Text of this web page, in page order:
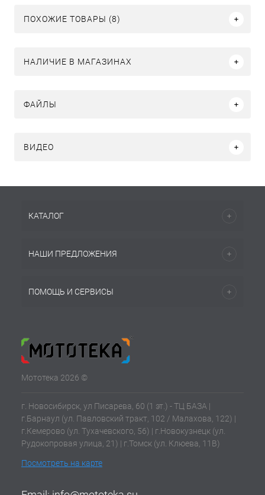
ПОХОЖИЕ ТОВАРЫ (8)
НАЛИЧИЕ В МАГАЗИНАХ
ФАЙЛЫ
ВИДЕО
КАТАЛОГ
НАШИ ПРЕДЛОЖЕНИЯ
ПОМОЩЬ И СЕРВИСЫ
Мототека 2026 ©
г. Новосибирск, ул Писарева, 60 (1 эт.) - ТЦ БАЗА |
г.Барнаул (ул. Павловский тракт, 102 / Малахова, 122) |
г.Кемерово (ул. Тухачевского, 56) | г.Новокузнецк (ул.
Рудокопровая улица, 21) | г.Томск (ул. Клюева, 11В)
Посмотреть на карте